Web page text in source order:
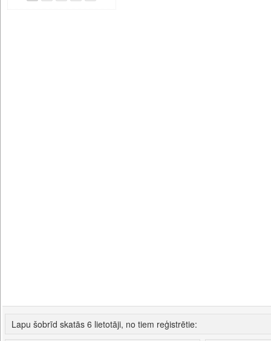
Lapu šobrīd skatās 6 lietotāji, no tiem reģistrētie: